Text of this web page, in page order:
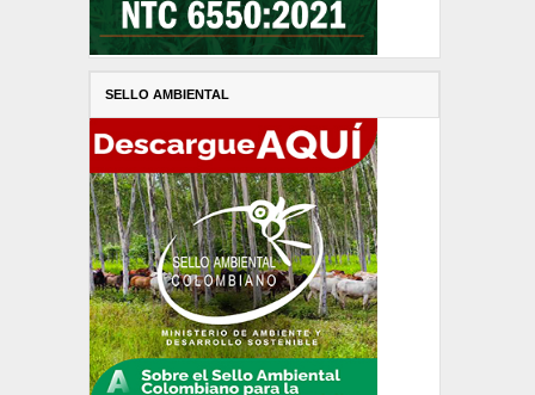
SELLO AMBIENTAL